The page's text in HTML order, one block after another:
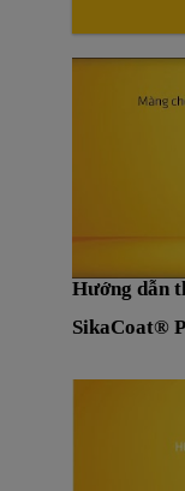
Hướng dẫn
SikaCoat®